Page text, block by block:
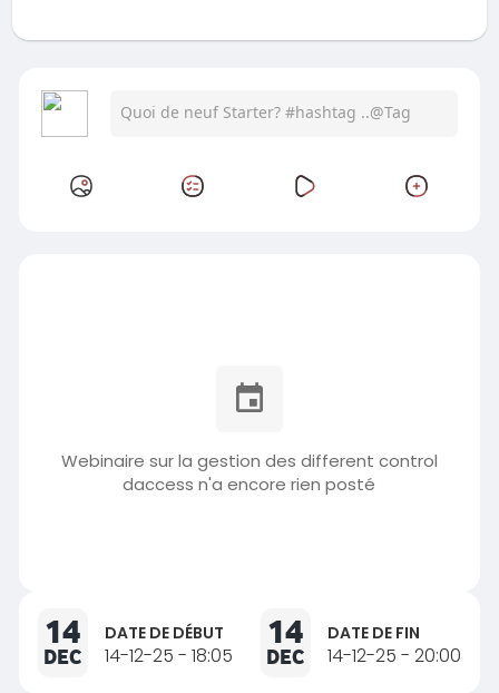
Webinaire sur la gestion des different control
daccess n'a encore rien posté
14
DEC
DATE DE DÉBUT
14-12-25 - 18:05
14
DEC
DATE DE FIN
14-12-25 - 20:00